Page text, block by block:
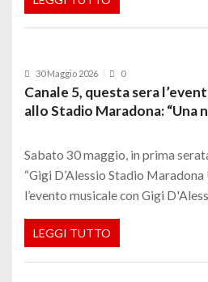
30 Maggio 2026 0
Canale 5, questa sera
allo Stadio Maradona: “Una
Sabato 30 maggio, in prima
“Gigi D’Alessio Stadio
l’evento musicale con Gigi
LEGGI TUTTO